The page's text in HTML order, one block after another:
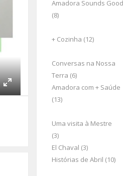
Enter
Amadora Sounds Good
(8)
+ Cozinha (12)
Conversas na Nossa
Terra (6)
Amadora com + Saúde
(13)
Uma visita à Mestre
(3)
El Chaval (3)
Histórias de Abril (10)